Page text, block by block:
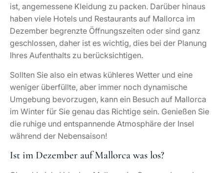
ist, angemessene Kleidung zu packen. Darüber hinaus
haben viele Hotels und Restaurants auf Mallorca im
Dezember begrenzte Öffnungszeiten oder sind ganz
geschlossen, daher ist es wichtig, dies bei der Planung
Ihres Aufenthalts zu berücksichtigen.
Sollten Sie also ein etwas kühleres Wetter und eine
weniger überfüllte, aber immer noch dynamische
Umgebung bevorzugen, kann ein Besuch auf Mallorca
im Winter für Sie genau das Richtige sein. Genießen Sie
die ruhige und entspannende Atmosphäre der Insel
während der Nebensaison!
Ist im Dezember auf Mallorca was los?